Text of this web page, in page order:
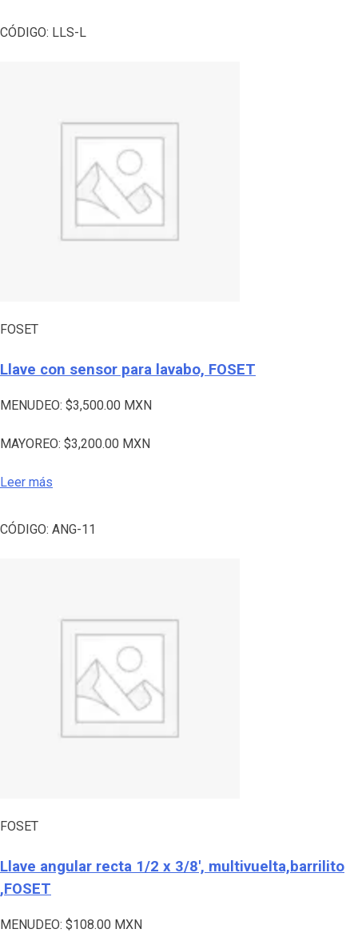
CÓDIGO: LLS-L
FOSET
Llave con sensor para lavabo, FOSET
MENUDEO: $3,500.00 MXN
MAYOREO: $3,200.00 MXN
Leer más
CÓDIGO: ANG-11
FOSET
Llave angular recta 1/2 x 3/8′, multivuelta,barrilito
,FOSET
MENUDEO: $108.00 MXN